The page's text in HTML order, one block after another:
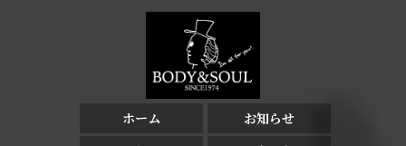
ホーム
お知らせ